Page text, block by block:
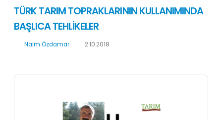
TÜRK TARIM TOPRAKLARININ KULLANIMINDA
BAŞLICA TEHLİKELER
Naim Özdamar 2.10.2018